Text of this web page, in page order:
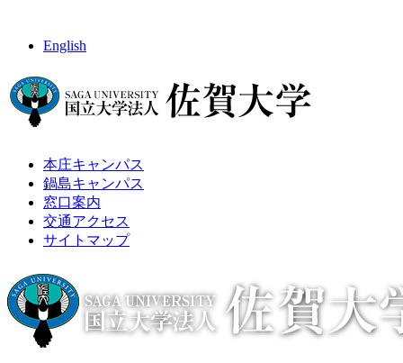
English
本庄キャンパス
鍋島キャンパス
窓口案内
交通アクセス
サイトマップ